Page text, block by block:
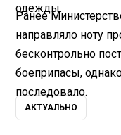
одежды.
Ранее
направляло ноту
бесконтрольно
боеприпасы,
последовало.
АКТУАЛЬНО